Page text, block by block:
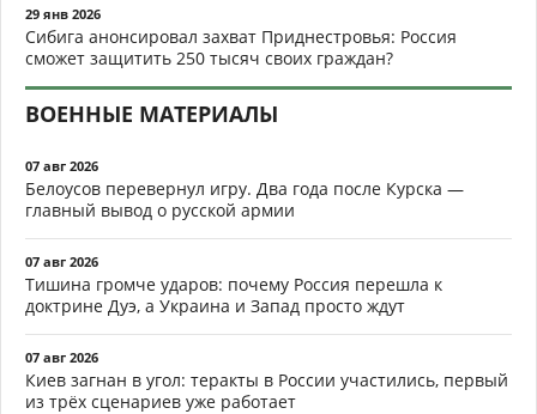
29 янв 2026
Сибига анонсировал захват Приднестровья: Россия
сможет защитить 250 тысяч своих граждан?
ВОЕННЫЕ МАТЕРИАЛЫ
07 авг 2026
Белоусов перевернул игру. Два года после Курска —
главный вывод о русской армии
07 авг 2026
Тишина громче ударов: почему Россия перешла к
доктрине Дуэ, а Украина и Запад просто ждут
07 авг 2026
Киев загнан в угол: теракты в России участились, первый
из трёх сценариев уже работает